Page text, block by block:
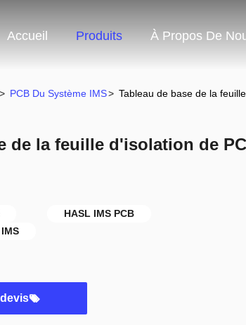
Accueil Produits À Propos De
> PCB Du Système IMS> Tableau de base de la
de la feuille d'isolation de
HASL IMS PCB